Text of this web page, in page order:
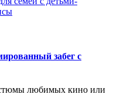
забег с
любимых кино или